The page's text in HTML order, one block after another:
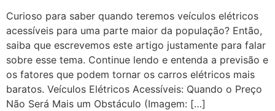
Curioso para saber quando teremos veículos elétricos
acessíveis para uma parte maior da população? Então,
saiba que escrevemos este artigo justamente para falar
sobre esse tema. Continue lendo e entenda a previsão e
os fatores que podem tornar os carros elétricos mais
baratos. Veículos Elétricos Acessíveis: Quando o Preço
Não Será Mais um Obstáculo (Imagem: […]